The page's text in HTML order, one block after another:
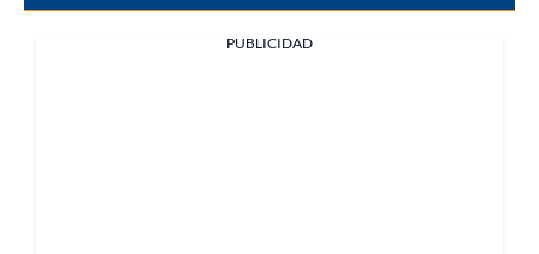
PUBLICIDAD